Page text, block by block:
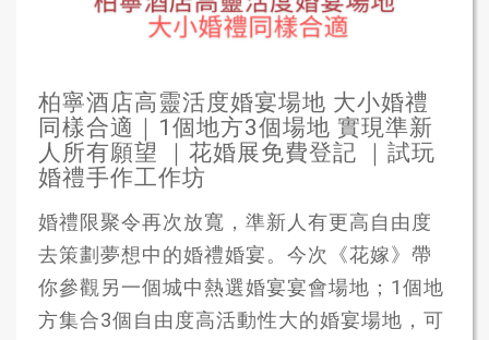
柏寧酒店高靈活度婚宴場地 大小婚禮
同樣合適｜1個地方3個場地 實現準新
人所有願望 ｜花婚展免費登記 ｜試玩
婚禮手作工作坊
婚禮限聚令再次放寬，準新人有更高自由度
去策劃夢想中的婚禮婚宴。今次《花嫁》帶
你參觀另一個城中熱選婚宴宴會場地；1個地
方集合3個自由度高活動性大的婚宴場地，可